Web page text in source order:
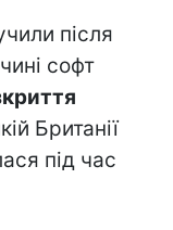
після
софт
Британії
під час